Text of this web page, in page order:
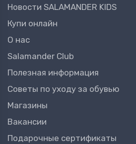
Новости SALAMANDER KIDS
Купи онлайн
О нас
Salamander Club
Полезная информация
Советы по уходу за обувью
Магазины
Вакансии
Подарочные сертификаты